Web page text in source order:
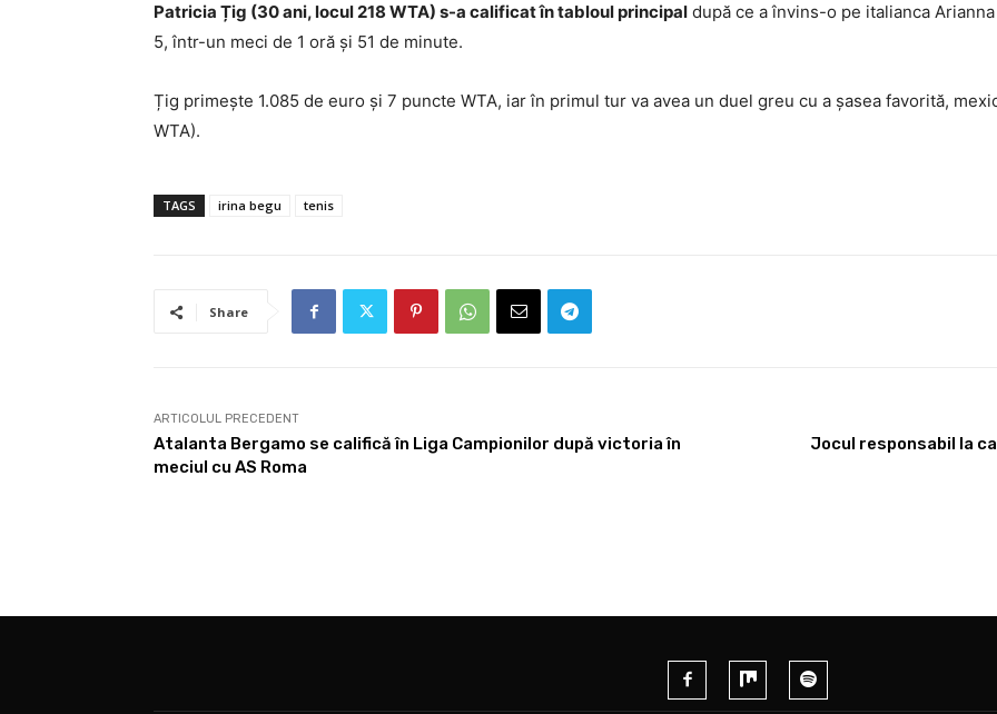
Patricia Țig (30 ani, locul 218 WTA) s-a calificat în tabloul principal după ce a învins-o pe italianca
5, într-un meci de 1 oră și 51 de minute.
Țig primește 1.085 de euro și 7 puncte WTA, iar în primul tur va avea un duel greu cu a șasea favorită,
WTA).
TAGS irina begu tenis
Share
ARTICOLUL PRECEDENT
Atalanta Bergamo se califică în Liga Campionilor după victoria în
meciul cu AS Roma
Jocul responsabil la